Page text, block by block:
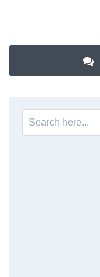
Search
for: